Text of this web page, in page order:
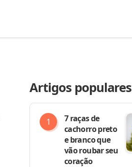
Artigos populares
7 raças de
cachorro preto
e branco que
vão roubar seu
coração